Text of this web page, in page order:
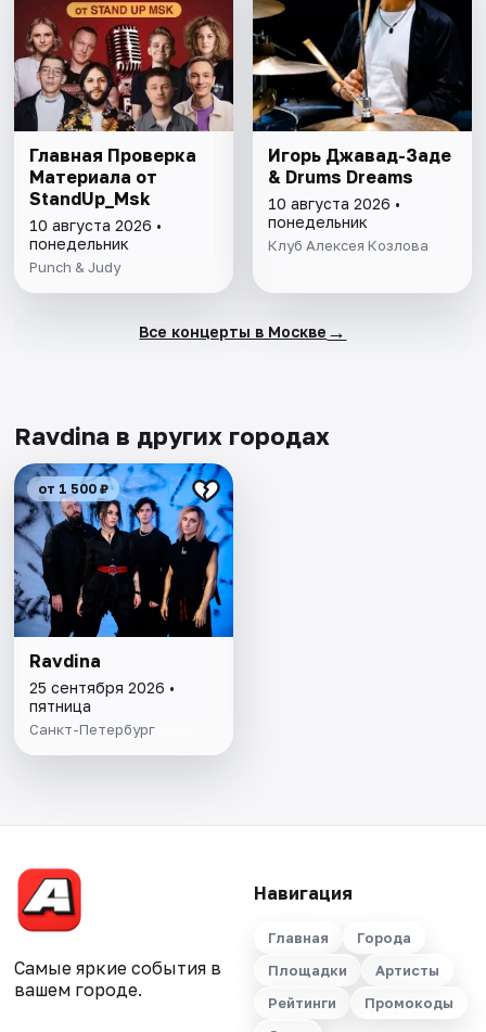
Главная Проверка
Материала от
StandUp_Msk
10 августа 2026 •
понедельник
Punch & Judy
Игорь Джавад-Заде
& Drums Dreams
10 августа 2026 •
понедельник
Клуб Алексея Козлова
Все концерты в Москве →
Ravdina в других городах
от 1 500 ₽
Ravdina
25 сентября 2026 •
пятница
Санкт-Петербург
Самые яркие события в
вашем городе.
Навигация
Главная
Города
Площадки
Артисты
Рейтинги
Промокоды